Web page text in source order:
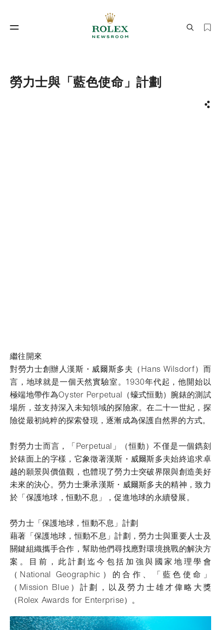
勞力士與「藍色使命」計劃
繼往開來
對勞力士創辦人漢斯・威爾斯多夫（Hans Wilsdorf）而
言，地球就是一個天然實驗室。1930年代起，他開始以
極端地帶作為Oyster Perpetual（蠔式恒動）腕錶的測試
場所，並支持深入未知領域的探險家。在二十一世紀，探
險從最初純粹的探索發現，逐漸成為保護自然界的方式。
對勞力士而言，「Perpetual」（恒動）不僅是一個鐫刻
於錶面上的字樣，它象徵著漢斯・威爾斯多夫始終追求卓
越的願景與價值觀，也體現了勞力士突破界限與創造美好
未來的決心。勞力士秉承漢斯・威爾斯多夫的精神，致力
於「保護地球，恒動不息」，促進地球的永續發展。
勞力士「保護地球，恒動不息」計劃
藉著「保護地球，恒動不息」計劃，勞力士與重要人士及
關鍵組織攜手合作，幫助他們尋找應對環境挑戰的解決方
案。目前，此計劃迄今包括加強與國家地理學會
（National Geographic）的合作、「藍色使命」
（Mission Blue）計劃，以及勞力士雄才偉略大獎
（Rolex Awards for Enterprise）。